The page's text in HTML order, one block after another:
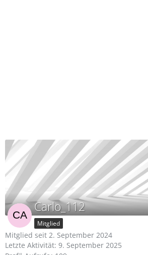
Carlo_112
Mitglied
Mitglied seit 2. September 2024
Letzte Aktivität: 9. September 2025